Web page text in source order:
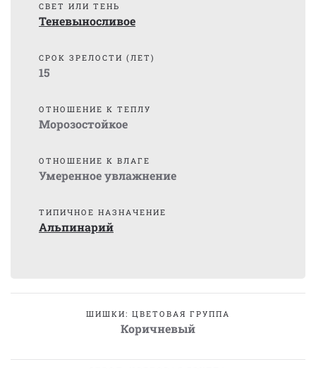
СВЕТ ИЛИ ТЕНЬ
Теневыносливое
СРОК ЗРЕЛОСТИ (ЛЕТ)
15
ОТНОШЕНИЕ К ТЕПЛУ
Морозостойкое
ОТНОШЕНИЕ К ВЛАГЕ
Умеренное увлажнение
ТИПИЧНОЕ НАЗНАЧЕНИЕ
Альпинарий
ШИШКИ: ЦВЕТОВАЯ ГРУППА
Коричневый